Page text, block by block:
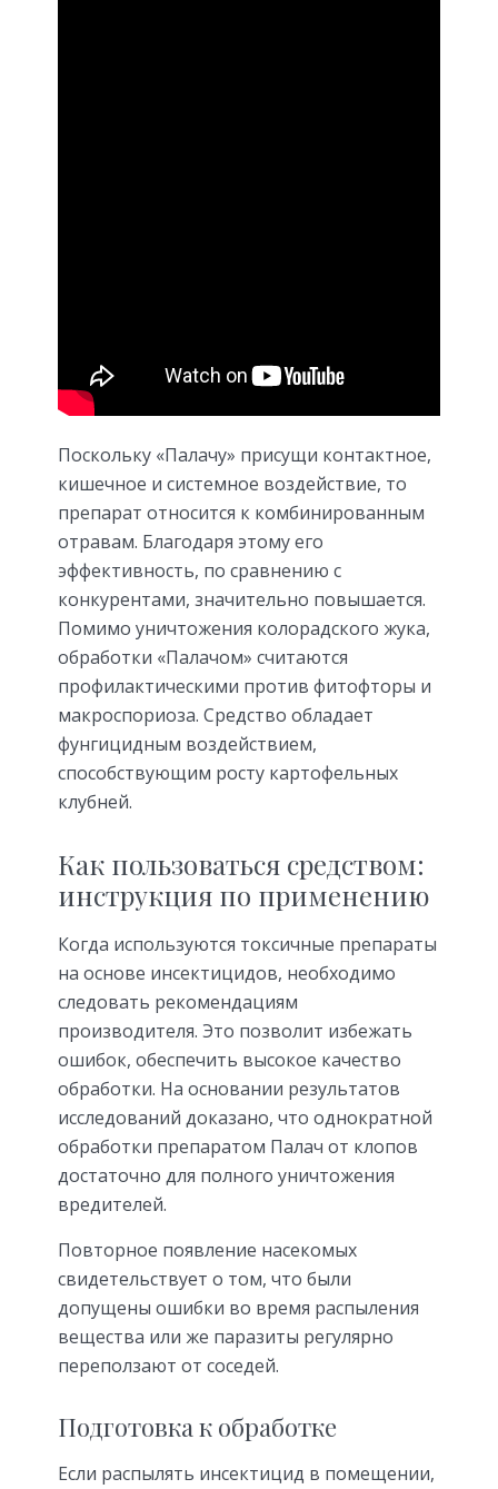
Поскольку «Палачу» присущи контактное,
кишечное и системное воздействие, то
препарат относится к комбинированным
отравам. Благодаря этому его
эффективность, по сравнению с
конкурентами, значительно повышается.
Помимо уничтожения колорадского жука,
обработки «Палачом» считаются
профилактическими против фитофторы и
макроспориоза. Средство обладает
фунгицидным воздействием,
способствующим росту картофельных
клубней.
Как пользоваться средством:
инструкция по применению
Когда используются токсичные препараты
на основе инсектицидов, необходимо
следовать рекомендациям
производителя. Это позволит избежать
ошибок, обеспечить высокое качество
обработки. На основании результатов
исследований доказано, что однократной
обработки препаратом Палач от клопов
достаточно для полного уничтожения
вредителей.
Повторное появление насекомых
свидетельствует о том, что были
допущены ошибки во время распыления
вещества или же паразиты регулярно
переползают от соседей.
Подготовка к обработке
Если распылять инсектицид в помещении,